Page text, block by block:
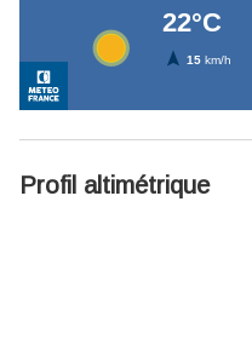
Profil altimétrique